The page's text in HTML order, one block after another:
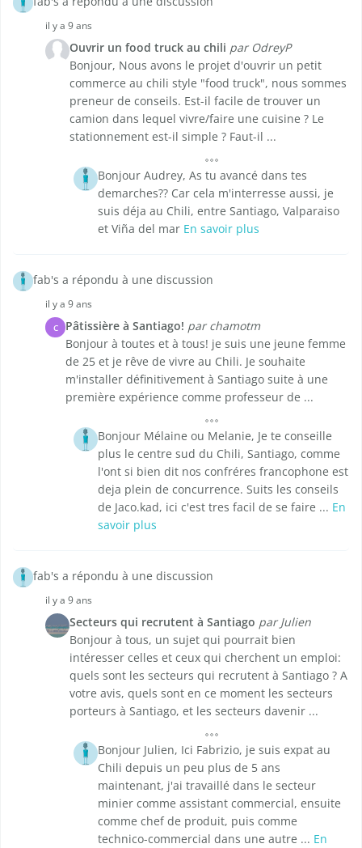
il y a 9 ans
Ouvrir un food truck au chili par OdreyP
Bonjour, Nous avons le projet d'ouvrir un petit
commerce au chili style "food truck", nous sommes
preneur de conseils. Est-il facile de trouver un
camion dans lequel vivre/faire une cuisine ? Le
stationnement est-il simple ? Faut-il ...
Bonjour Audrey, As tu avancé dans tes
demarches?? Car cela m'interresse aussi, je
suis déja au Chili, entre Santiago, Valparaiso
et Viña del mar En savoir plus
fab's a répondu à une discussion
il y a 9 ans
C Pâtissière à Santiago! par chamotm
Bonjour à toutes et à tous! je suis une jeune femme
de 25 et je rêve de vivre au Chili. Je souhaite
m'installer définitivement à Santiago suite à une
première expérience comme professeur de ...
Bonjour Mélaine ou Melanie, Je te conseille
plus le centre sud du Chili, Santiago, comme
l'ont si bien dit nos confréres francophone est
deja plein de concurrence. Suits les conseils
de Jaco.kad, ici c'est tres facil de se faire ... En
savoir plus
fab's a répondu à une discussion
il y a 9 ans
Secteurs qui recrutent à Santiago par Julien
Bonjour à tous, un sujet qui pourrait bien
intéresser celles et ceux qui cherchent un emploi:
quels sont les secteurs qui recrutent à Santiago ? A
votre avis, quels sont en ce moment les secteurs
porteurs à Santiago, et les secteurs davenir ...
Bonjour Julien, Ici Fabrizio, je suis expat au
Chili depuis un peu plus de 5 ans
maintenant, j'ai travaillé dans le secteur
minier comme assistant commercial, ensuite
comme chef de produit, puis comme
technico-commercial dans une autre ... En